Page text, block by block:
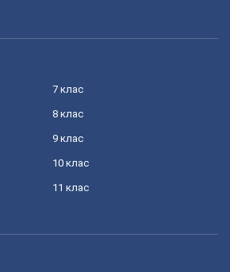
7 клас
8 клас
9 клас
10 клас
11 клас